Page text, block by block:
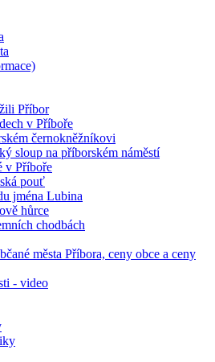
Příbor
v Příboře
černokněžníkovi
sloup na příborském náměstí
v Příboře
pouť
jména Lubina
hůrce
chodbách
města Příbora, ceny obce a ceny
- video